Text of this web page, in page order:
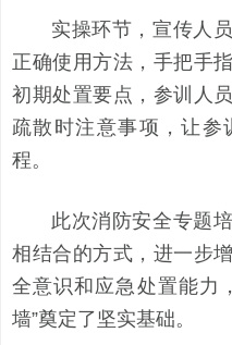
实操环节，宣传人
正确使用方法，手把手
初期处置要点，参训人
疏散时注意事项，让
程。
此次消防安全专题
相结合的方式，进一步
全意识和应急处置能力
墙”奠定了坚实基础。